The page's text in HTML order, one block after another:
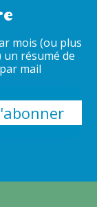
mois (ou plus
un résumé de
mail